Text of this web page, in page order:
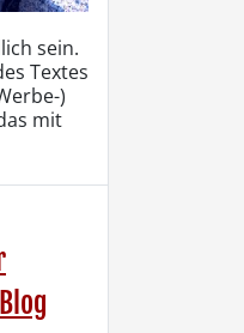
sein.
Textes
)
mit